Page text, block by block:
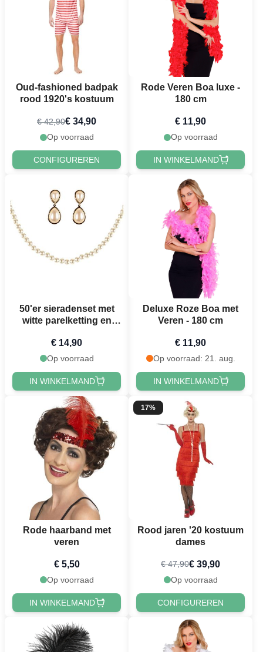
Oud-fashioned badpak
rood 1920's kostuum
€ 42,90€ 34,90
Op voorraad
CONFIGUREREN
Rode Veren Boa luxe -
180 cm
€ 11,90
Op voorraad
IN WINKELMAND
50'er sieradenset met
witte parelketting en
€ 14,90
Op voorraad
IN WINKELMAND
Deluxe Roze Boa met
Veren - 180 cm
€ 11,90
Op voorraad: 21. aug.
IN WINKELMAND
Rode haarband met
veren
€ 5,50
Op voorraad
IN WINKELMAND
17%
Rood jaren '20 kostuum
dames
€ 47,90€ 39,90
Op voorraad
CONFIGUREREN